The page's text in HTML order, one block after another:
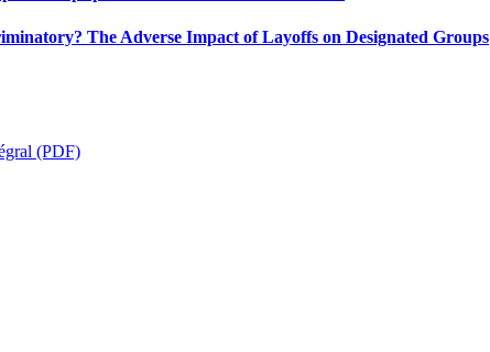
The Adverse Impact of Layoffs on Designated Groups
(PDF)